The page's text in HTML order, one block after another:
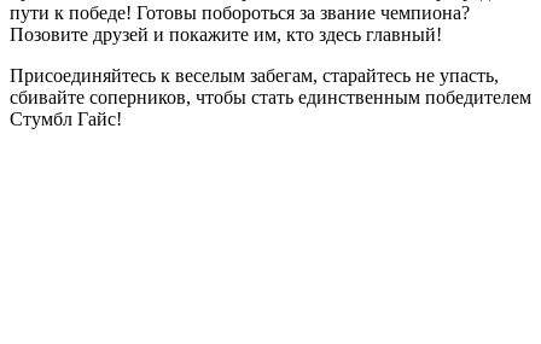
пути к победе! Готовы побороться за звание чемпиона?
Позовите друзей и покажите им, кто здесь главный!
Присоединяйтесь к веселым забегам, старайтесь не упасть,
сбивайте соперников, чтобы стать единственным победителем
Стумбл Гайс!